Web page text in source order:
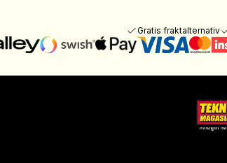
Gratis fraktalternativ